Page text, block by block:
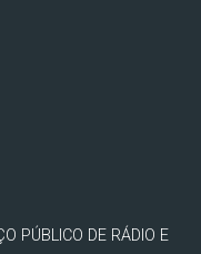
PÚBLICO DE RÁDIO E